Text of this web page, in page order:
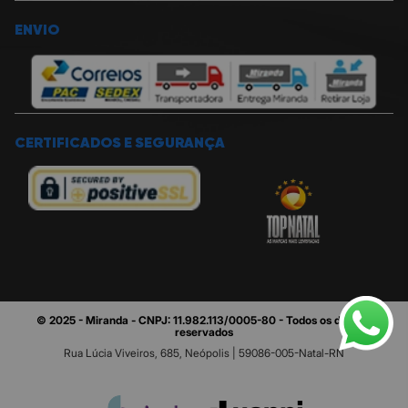
ENVIO
CERTIFICADOS E SEGURANÇA
© 2025 - Miranda - CNPJ: 11.982.113/0005-80 - Todos os direitos
reservados
Rua Lúcia Viveiros, 685, Neópolis | 59086-005-Natal-RN